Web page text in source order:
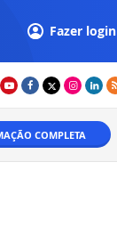
Fazer login
COMPLETA